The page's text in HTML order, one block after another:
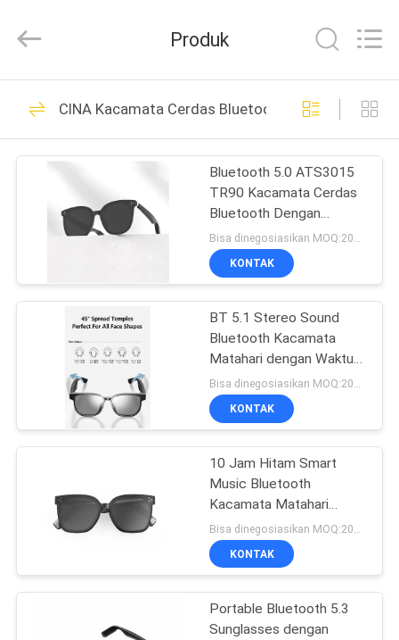
RUMAH
PRODUK
TENTANG
TUR
PABRIK
KONTROL
KUALITAS
KASUS
PERMINTAAN
Technology
Rights
Kacamata Cerdas
AR
87
Tampilan Dipasang
di Kepala
92
Kacamata Video
Produk
CINA Kacamata Cerdas Bluetooth
Bluetooth 5.0 ATS3015
TR90 Kacamata Cerdas
Bluetooth Dengan
90mAh * 2
Bisa dinegosiasikan MOQ:200PCS
KONTAK
BT 5.1 Stereo Sound
Bluetooth Kacamata
Matahari dengan Waktu
Musik 4 Jam dan Baterai
90 mAh
KONTAK
10 Jam Hitam Smart
Music Bluetooth
Kacamata Matahari
Dengan Panggilan
Kapasitas Tinggi
110mAh * 2 Bluetooth
KONTAK
Portable Bluetooth 5.3
Sunglasses dengan